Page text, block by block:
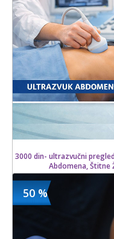
3000 din- ultrazvučni
Abdomena, Štitne
50 %